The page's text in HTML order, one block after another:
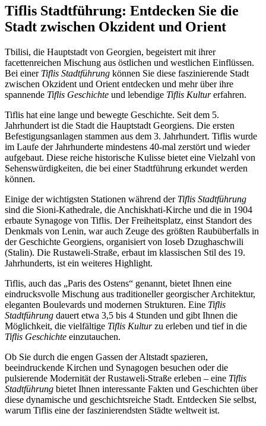
Tiflis Stadtführung: Entdecken Sie die
Stadt zwischen Okzident und Orient
Tbilisi, die Hauptstadt von Georgien, begeistert mit ihrer
facettenreichen Mischung aus östlichen und westlichen Einflüssen.
Bei einer Tiflis Stadtführung können Sie diese faszinierende Stadt
zwischen Okzident und Orient entdecken und mehr über ihre
spannende Tiflis Geschichte und lebendige Tiflis Kulturerfahren.
Tiflis hat eine lange und bewegte Geschichte. Seit dem 5.
Jahrhundert ist die Stadt die Hauptstadt Georgiens. Die ersten
Befestigungsanlagen stammen aus dem 3. Jahrhundert. Tiflis wurde
im Laufe der Jahrhunderte mindestens 40-mal zerstört und wieder
aufgebaut. Diese reiche historische Kulisse bietet eine Vielzahl von
Sehenswürdigkeiten, die bei einer Stadtführung erkundet werden
können.
Einige der wichtigsten Stationen während der Tiflis Stadtführung
sind die Sioni-Kathedrale, die Anchiskhati-Kirche und die in 1904
erbaute Synagoge von Tiflis. Der Freiheitsplatz, einst Standort des
Denkmals von Lenin, war auch Zeuge des größten Raubüberfalls in
der Geschichte Georgiens, organisiert von Ioseb Dzughaschwili
(Stalin). Die Rustaweli-Straße, erbaut im klassischen Stil des 19.
Jahrhunderts, ist ein weiteres Highlight.
Tiflis, auch das „Paris des Ostens“ genannt, bietet Ihnen eine
eindrucksvolle Mischung aus traditioneller georgischer Architektur,
eleganten Boulevards und modernen Strukturen. Eine Tiflis
Stadtführung dauert etwa 3,5 bis 4 Stunden und gibt Ihnen die
Möglichkeit, die vielfältige Tiflis Kulturzu erleben und tief in die
Tiflis Geschichte einzutauchen.
Ob Sie durch die engen Gassen der Altstadt spazieren,
beeindruckende Kirchen und Synagogen besuchen oder die
pulsierende Modernität der Rustaweli-Straße erleben – eine Tiflis
Stadtführung bietet Ihnen interessante Fakten und Geschichten über
diese dynamische und geschichtsreiche Stadt. Entdecken Sie selbst,
warum Tiflis eine der faszinierendsten Städte weltweit ist.